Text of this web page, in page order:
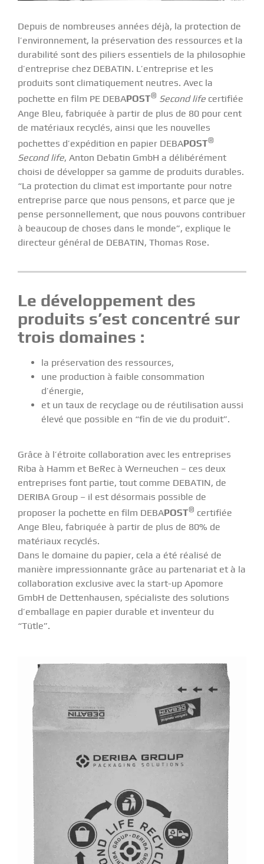
Depuis de nombreuses années déjà, la protection de
l’environnement, la préservation des ressources et la
durabilité sont des piliers essentiels de la philosophie
d’entreprise chez DEBATIN. L’entreprise et les
produits sont climatiquement neutres. Avec la
pochette en film PE DEBAPOST® Second lifecertifiée
Ange Bleu, fabriquée à partir de plus de 80 pour cent
de matériaux recyclés, ainsi que les nouvelles
pochettes d’expédition en papier DEBAPOST®
Second life, Anton Debatin GmbH a délibérément
choisi de développer sa gamme de produits durables.
“La protection du climat est importante pour notre
entreprise parce que nous pensons, et parce que je
pense personnellement, que nous pouvons contribuer
à beaucoup de choses dans le monde”, explique le
directeur général de DEBATIN, Thomas Rose.
Le développement des
produits s’est concentré sur
trois domaines :
la préservation des ressources,
une production à faible consommation
d’énergie,
et un taux de recyclage ou de réutilisation aussi
élevé que possible en “fin de vie du produit”.
Grâce à l’étroite collaboration avec les entreprises
Riba à Hamm et BeRec à Werneuchen – ces deux
entreprises font partie, tout comme DEBATIN, de
DERIBA Group – il est désormais possible de
proposer la pochette en film DEBAPOST® certifiée
Ange Bleu, fabriquée à partir de plus de 80% de
matériaux recyclés.
Dans le domaine du papier, cela a été réalisé de
manière impressionnante grâce au partenariat et à la
collaboration exclusive avec la start-up Apomore
GmbH de Dettenhausen, spécialiste des solutions
d’emballage en papier durable et inventeur du
“Tütle”.